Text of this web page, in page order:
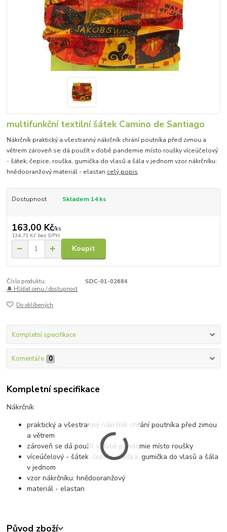
multifunkční textilní šátek Camino de Santiago
Nákrčník praktický a všestranný nákrčník chrání poutníka před zimou a
větrem zároveň se dá použít v době pandemie místo roušky víceúčelový
- šátek, čepice, rouška, gumička do vlasů a šála v jednom vzor nákrčníku:
hnědooranžový materiál - elastan celý popis
Dostupnost Skladem 14 ks
163,00 Kč/ks
134,71 Kč bez DPH
Koupit
Číslo produktu:
SDC-01-02684
🔔 Hlídat cenu / dostupnost
Do oblíbených
Kompletní specifikace
Komentáře 0
Kompletní specifikace
Nákrčník
praktický a všestranný nákrčník chrání poutníka před zimou
a větrem
zároveň se dá použít v době pandemie místo roušky
víceúčelový - šátek, čepice, rouška, gumička do vlasů a šála
v jednom
vzor nákrčníku: hnědooranžový
materiál - elastan
Původ zboží